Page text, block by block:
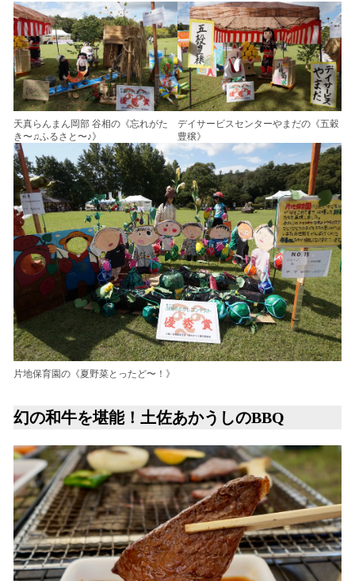
天真らんまん岡部 谷相の《忘れがた
き〜♫ふるさと〜♪》
デイサービスセンターやまだの《五穀
豊穣》
片地保育園の《夏野菜とったど〜！》
幻の和牛を堪能！土佐あかうしのBBQ